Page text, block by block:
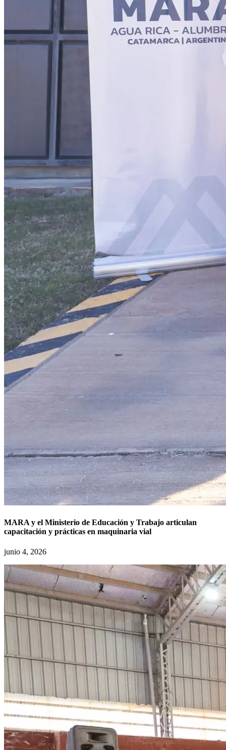
MARA y el Ministerio de Educación y Trabajo articulan
capacitación y prácticas en maquinaria vial
junio 4, 2026